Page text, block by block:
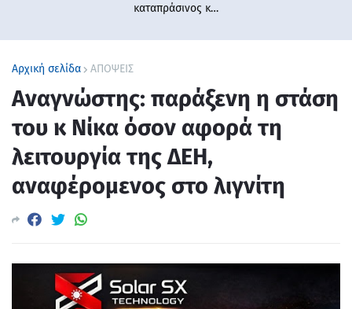
καταπράσινος κ…
Αρχική σελίδα ΑΠΟΨΕΙΣ
Αναγνώστης: παράξενη η στάση
του κ Νίκα όσον αφορά τη
λειτουργία της ΔΕΗ,
αναφέρομενος στο λιγνίτη